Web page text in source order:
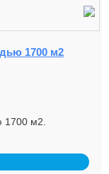
1700 м2
м2.